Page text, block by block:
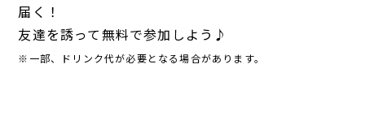
届く！
友達を誘って無料で参加しよう♪
※一部、ドリンク代が必要となる場合があります。